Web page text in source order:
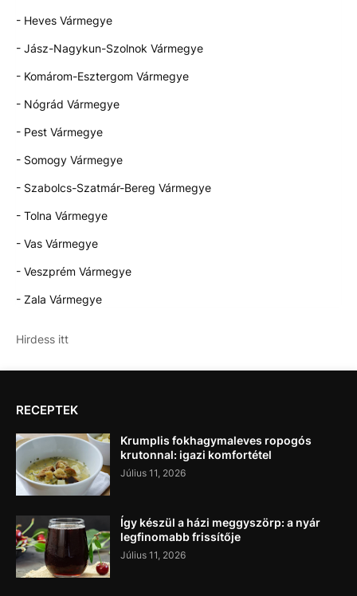
- Heves Vármegye
- Jász-Nagykun-Szolnok Vármegye
- Komárom-Esztergom Vármegye
- Nógrád Vármegye
- Pest Vármegye
- Somogy Vármegye
- Szabolcs-Szatmár-Bereg Vármegye
- Tolna Vármegye
- Vas Vármegye
- Veszprém Vármegye
- Zala Vármegye
Hirdess itt
RECEPTEK
Krumplis fokhagymaleves ropogós
krutonnal: igazi komfortétel
Július 11, 2026
Így készül a házi meggyszörp: a nyár
legfinomabb frissítője
Július 11, 2026